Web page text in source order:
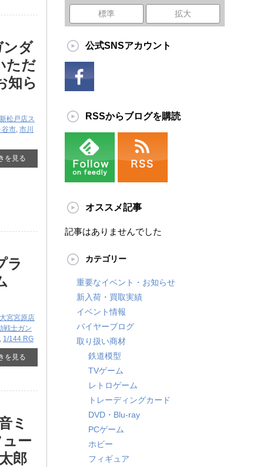
ンダ
ただ
知ら
松戸店ス
谷市, 市川
を見る
ラ
宮宮原店
戦士ガン
1/144 ​RG
を見る
ミ
ー
郎
標準 拡大
公式SNSアカウント
RSSからブログを購読
オススメ記事
記事はありませんでした
カテゴリー
重要なイベント・お知らせ
新入荷・買取実績
イベント情報
バイヤーブログ
取り扱い商材
鉄道模型
TVゲーム
レトロゲーム
トレーディングカード
DVD・Blu-ray
PCゲーム
ホビー
フィギュア